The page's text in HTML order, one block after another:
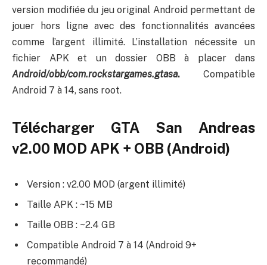
version modifiée du jeu original Android permettant de
jouer hors ligne avec des fonctionnalités avancées
comme l’argent illimité. L’installation nécessite un
fichier APK et un dossier OBB à placer dans
Android/obb/com.rockstargames.gtasa. Compatible
Android 7 à 14, sans root.
Télécharger GTA San Andreas
v2.00 MOD APK + OBB (Android)
Version : v2.00 MOD (argent illimité)
Taille APK : ~15 MB
Taille OBB : ~2.4 GB
Compatible Android 7 à 14 (Android 9+
recommandé)